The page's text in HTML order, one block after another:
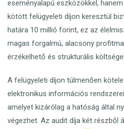
eseményalapú eszközökkel,
kötött felügyeleti díjon keresztül
határa 10 millió forint, ez az
magas forgalmú, alacsony
érzékelhető és strukturális
A felügyeleti díjon túlmenően
elektronikus információs
amelyet kizárólag a hatóság által
végezhet. Az audit díja két részből